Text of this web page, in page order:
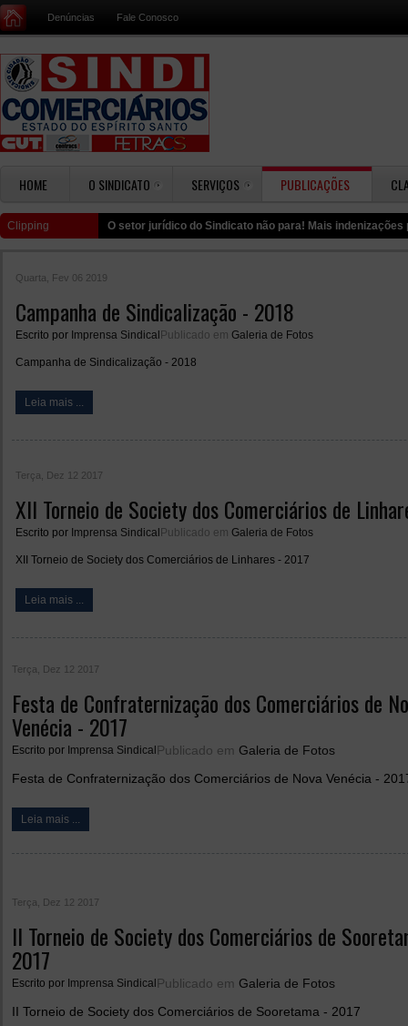
Denúncias Fale Conosco
HOME O SINDICATO SERVIÇOS PUBLICAÇÕES
Clipping O setor jurídico do Sindicato não para! Mais
Quarta, Fev 06 2019
Campanha de Sindicalização - 2018
Escrito por Imprensa Sindical Publicado em Galeria de Fotos
Campanha de Sindicalização - 2018
Leia mais ...
Terça, Dez 12 2017
XII Torneio de Society dos Comerciários de
Escrito por Imprensa Sindical Publicado em Galeria de Fotos
XII Torneio de Society dos Comerciários de Linhares - 2017
Leia mais ...
Terça, Dez 12 2017
Festa de Confraternização dos Comerciários de
Venécia - 2017
Escrito por Imprensa Sindical Publicado em Galeria de Fotos
Festa de Confraternização dos Comerciários de Nova Venécia -
Leia mais ...
Terça, Dez 12 2017
II Torneio de Society dos Comerciários de
2017
Escrito por Imprensa Sindical Publicado em Galeria de Fotos
II Torneio de Society dos Comerciários de Sooretama - 2017